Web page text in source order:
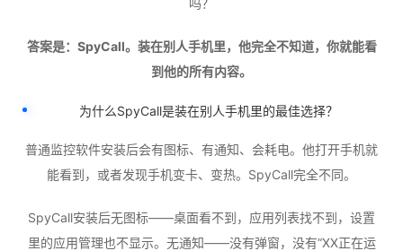
吗？
答案是：SpyCall。装在别人手机里，他完全不知道，你就能看
到他的所有内容。
为什么SpyCall是装在别人手机里的最佳选择？
普通监控软件安装后会有图标、有通知、会耗电。他打开手机就
能看到，或者发现手机变卡、变热。SpyCall完全不同。
SpyCall安装后无图标——桌面看不到，应用列表找不到，设置
里的应用管理也不显示。无通知——没有弹窗，没有“XX正在运